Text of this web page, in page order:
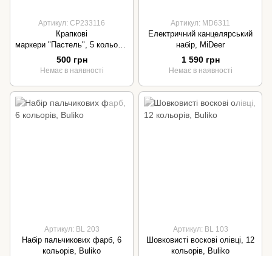
Артикул: CP233116
Крапкові
маркери "Пастель", 5 кольорів
по 30 мл, Haku Yoka
500 грн
Немає в наявності
Артикул: MD6311
Електричний канцелярський
набір, MiDeer
1 590 грн
Немає в наявності
Артикул: BL 203
Набір пальчикових фарб, 6
кольорів, Buliko
Артикул: BL 103
Шовковисті воскові олівці, 12
кольорів, Buliko